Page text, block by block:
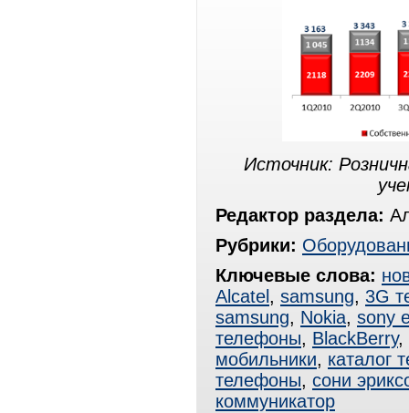
Источник:
Редактор раздела:
Рубрики:
Ключевые слова:
Alcatel , samsung, 3G
samsung, Nokia, sony
телефоны, BlackBerrу,
мобильники, каталог
телефоны, сони
коммуникатор